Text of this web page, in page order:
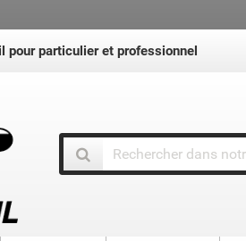
pour particulier et professionnel